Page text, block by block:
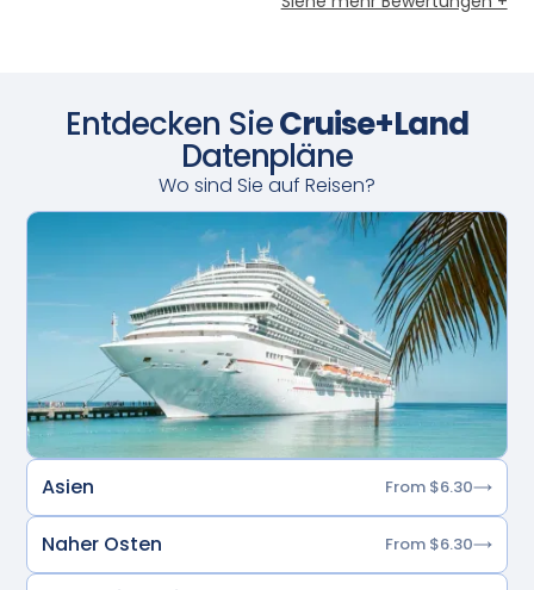
Entdecken SieCruise+Land
Datenpläne
Wo sind Sie auf Reisen?
Asien From $6.30
Naher Osten From $6.30